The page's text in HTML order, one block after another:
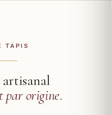
TAPIS
par origine.